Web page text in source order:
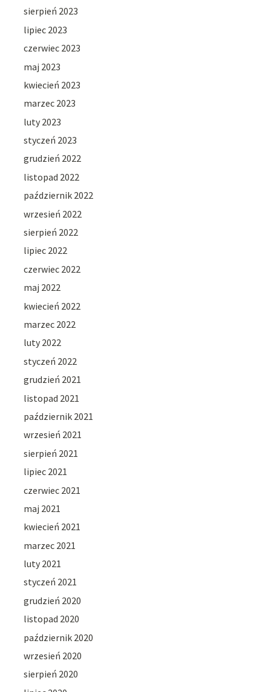
sierpień 2023
lipiec 2023
czerwiec 2023
maj 2023
kwiecień 2023
marzec 2023
luty 2023
styczeń 2023
grudzień 2022
listopad 2022
październik 2022
wrzesień 2022
sierpień 2022
lipiec 2022
czerwiec 2022
maj 2022
kwiecień 2022
marzec 2022
luty 2022
styczeń 2022
grudzień 2021
listopad 2021
październik 2021
wrzesień 2021
sierpień 2021
lipiec 2021
czerwiec 2021
maj 2021
kwiecień 2021
marzec 2021
luty 2021
styczeń 2021
grudzień 2020
listopad 2020
październik 2020
wrzesień 2020
sierpień 2020